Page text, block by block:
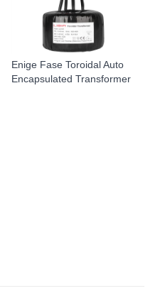
Enige Fase Toroidal Auto
Encapsulated Transformer